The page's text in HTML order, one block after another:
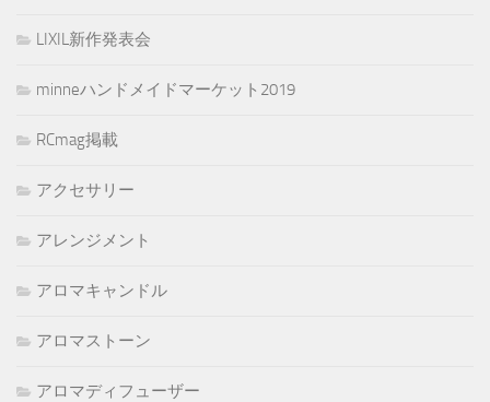
LIXIL新作発表会
minneハンドメイドマーケット2019
RCmag掲載
アクセサリー
アレンジメント
アロマキャンドル
アロマストーン
アロマディフューザー